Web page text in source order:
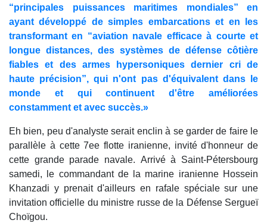
“principales puissances maritimes mondiales” en
ayant développé de simples embarcations et en les
transformant en “aviation navale efficace à courte et
longue distances, des systèmes de défense côtière
fiables et des armes hypersoniques dernier cri de
haute précision”, qui n'ont pas d'équivalent dans le
monde et qui continuent d'être améliorées
constamment et avec succès.»
Eh bien, peu d'analyste serait enclin à se garder de faire le
parallèle à cette 7ee flotte iranienne, invité d'honneur de
cette grande parade navale. Arrivé à Saint-Pétersbourg
samedi, le commandant de la marine iranienne Hossein
Khanzadi y prenait d'ailleurs en rafale spéciale sur une
invitation officielle du ministre russe de la Défense Sergueï
Choïgou.